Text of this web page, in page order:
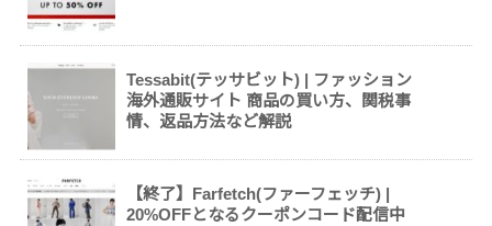
Tessabit(テッサビット) | ファッション
海外通販サイト 商品の買い方、関税事
情、返品方法など解説
【終了】Farfetch(ファーフェッチ) |
20%OFFとなるクーポンコード配信中